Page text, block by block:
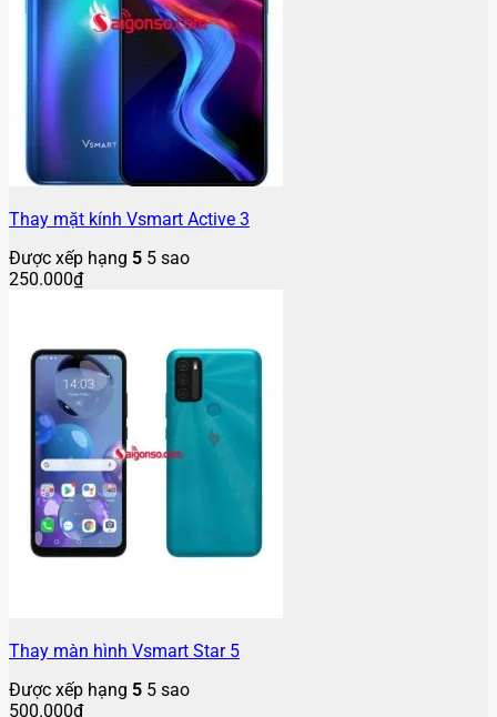
Thay mặt kính Vsmart Active 3
Được xếp hạng 5 5 sao
250.000₫
Thay màn hình Vsmart Star 5
Được xếp hạng 5 5 sao
500.000₫